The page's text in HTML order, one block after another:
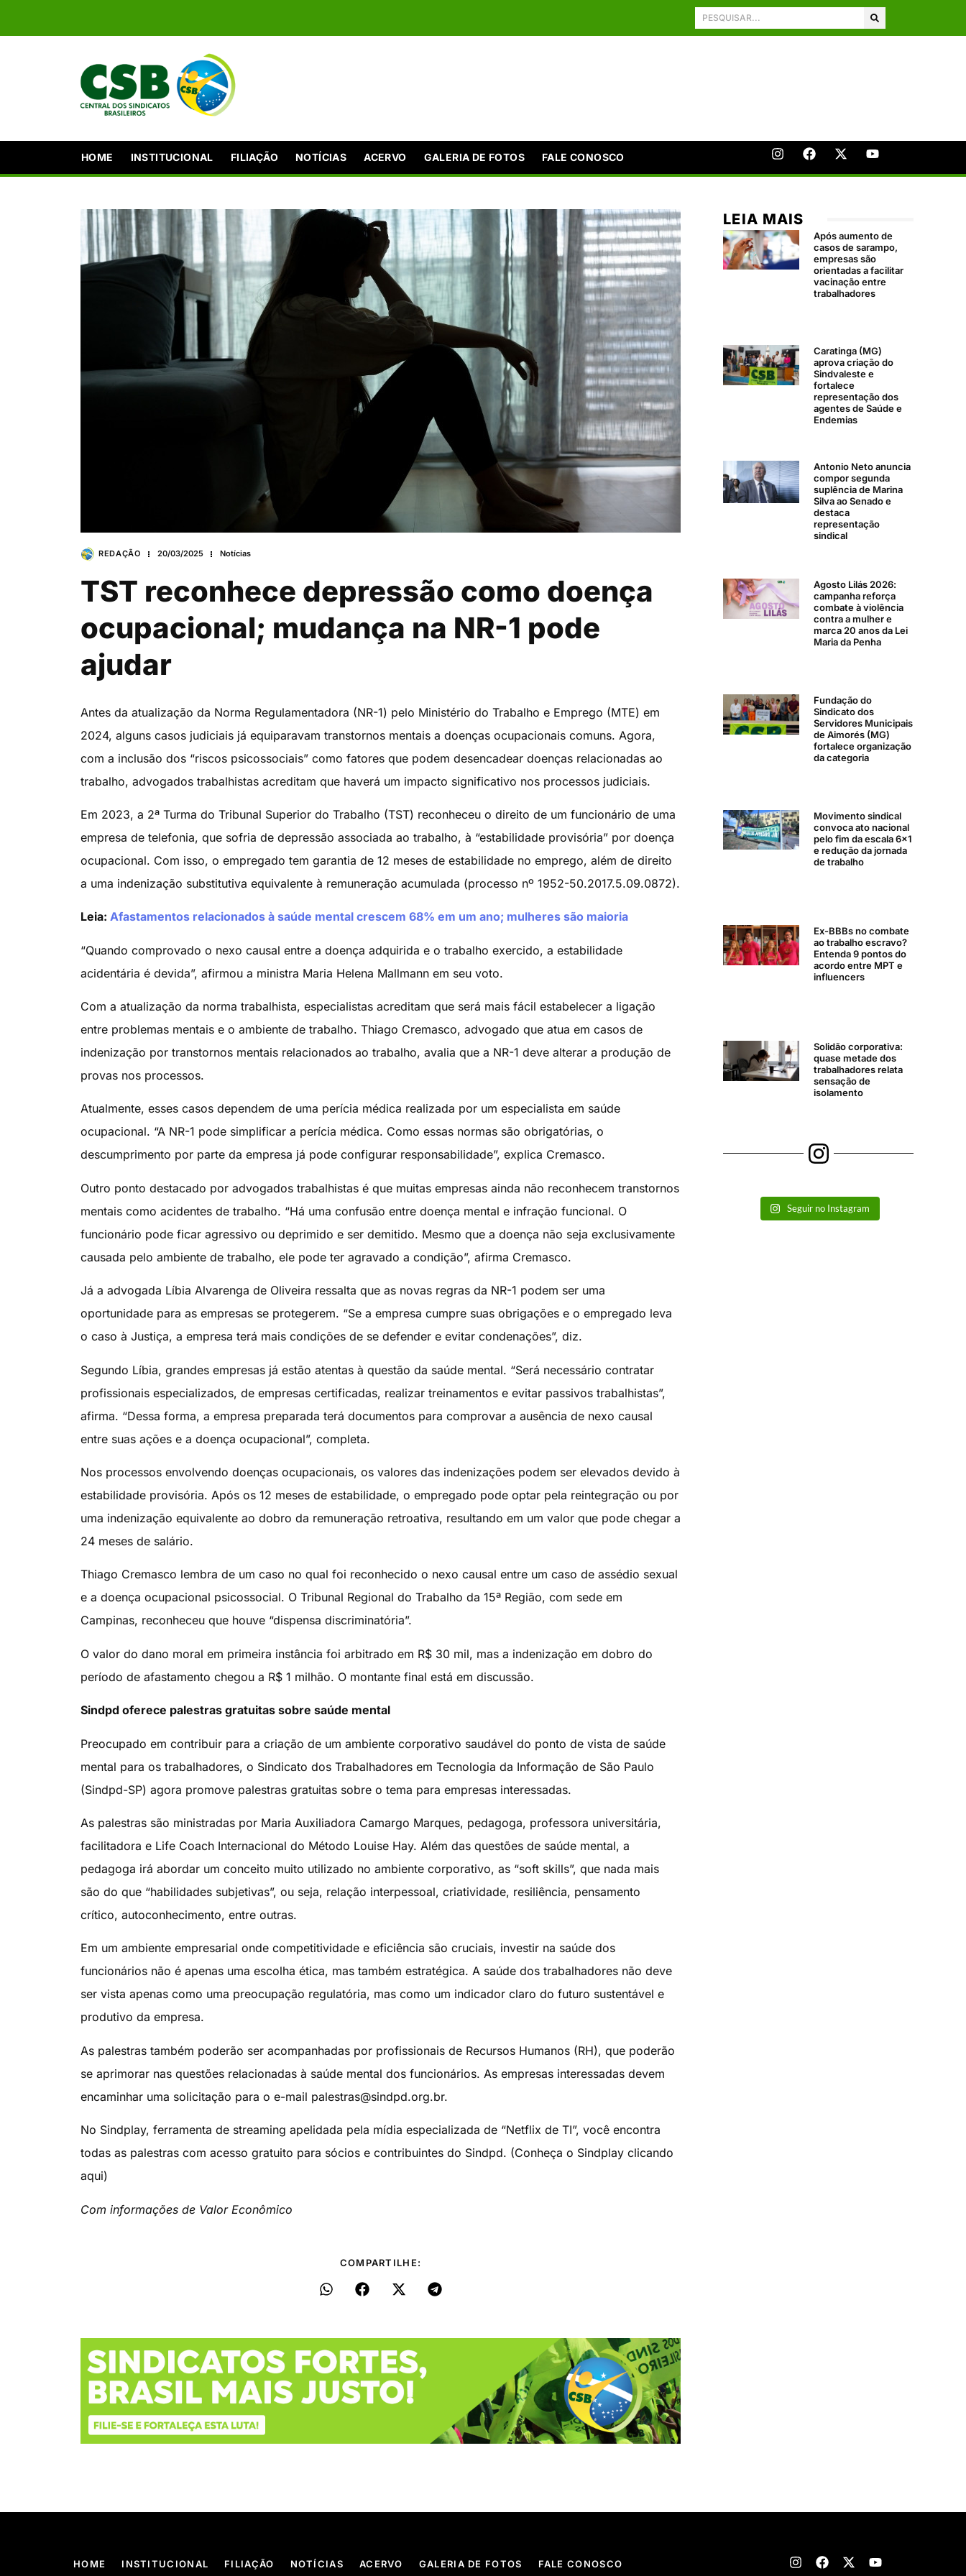
HOME INSTITUCIONAL FILIAÇÃO NOTÍCIAS ACERVO GALERIA DE FOTOS FALE CONOSCO
REDAÇÃO 20/03/2025 Notícias
TST reconhece depressão como doença
ocupacional; mudança na NR-1 pode
ajudar
Antes da atualização da Norma Regulamentadora (NR-1) pelo Ministério do Trabalho e Emprego (MTE) em
2024, alguns casos judiciais já equiparavam transtornos mentais a doenças ocupacionais comuns. Agora,
com a inclusão dos “riscos psicossociais” como fatores que podem desencadear doenças relacionadas ao
trabalho, advogados trabalhistas acreditam que haverá um impacto significativo nos processos judiciais.
Em 2023, a 2ª Turma do Tribunal Superior do Trabalho (TST) reconheceu o direito de um funcionário de uma
empresa de telefonia, que sofria de depressão associada ao trabalho, à “estabilidade provisória” por doença
ocupacional. Com isso, o empregado tem garantia de 12 meses de estabilidade no emprego, além de direito
a uma indenização substitutiva equivalente à remuneração acumulada (processo nº 1952-50.2017.5.09.0872).
Leia: Afastamentos relacionados à saúde mental crescem 68% em um ano; mulheres são maioria
“Quando comprovado o nexo causal entre a doença adquirida e o trabalho exercido, a estabilidade
acidentária é devida”, afirmou a ministra Maria Helena Mallmann em seu voto.
Com a atualização da norma trabalhista, especialistas acreditam que será mais fácil estabelecer a ligação
entre problemas mentais e o ambiente de trabalho. Thiago Cremasco, advogado que atua em casos de
indenização por transtornos mentais relacionados ao trabalho, avalia que a NR-1 deve alterar a produção de
provas nos processos.
Atualmente, esses casos dependem de uma perícia médica realizada por um especialista em saúde
ocupacional. “A NR-1 pode simplificar a perícia médica. Como essas normas são obrigatórias, o
descumprimento por parte da empresa já pode configurar responsabilidade”, explica Cremasco.
Outro ponto destacado por advogados trabalhistas é que muitas empresas ainda não reconhecem transtornos
mentais como acidentes de trabalho. “Há uma confusão entre doença mental e infração funcional. O
funcionário pode ficar agressivo ou deprimido e ser demitido. Mesmo que a doença não seja exclusivamente
causada pelo ambiente de trabalho, ele pode ter agravado a condição”, afirma Cremasco.
Já a advogada Líbia Alvarenga de Oliveira ressalta que as novas regras da NR-1 podem ser uma
oportunidade para as empresas se protegerem. “Se a empresa cumpre suas obrigações e o empregado leva
o caso à Justiça, a empresa terá mais condições de se defender e evitar condenações”, diz.
Segundo Líbia, grandes empresas já estão atentas à questão da saúde mental. “Será necessário contratar
profissionais especializados, de empresas certificadas, realizar treinamentos e evitar passivos trabalhistas”,
afirma. “Dessa forma, a empresa preparada terá documentos para comprovar a ausência de nexo causal
entre suas ações e a doença ocupacional”, completa.
Nos processos envolvendo doenças ocupacionais, os valores das indenizações podem ser elevados devido à
estabilidade provisória. Após os 12 meses de estabilidade, o empregado pode optar pela reintegração ou por
uma indenização equivalente ao dobro da remuneração retroativa, resultando em um valor que pode chegar a
24 meses de salário.
Thiago Cremasco lembra de um caso no qual foi reconhecido o nexo causal entre um caso de assédio sexual
e a doença ocupacional psicossocial. O Tribunal Regional do Trabalho da 15ª Região, com sede em
Campinas, reconheceu que houve “dispensa discriminatória”.
O valor do dano moral em primeira instância foi arbitrado em R$ 30 mil, mas a indenização em dobro do
período de afastamento chegou a R$ 1 milhão. O montante final está em discussão.
Sindpd oferece palestras gratuitas sobre saúde mental
Preocupado em contribuir para a criação de um ambiente corporativo saudável do ponto de vista de saúde
mental para os trabalhadores, o Sindicato dos Trabalhadores em Tecnologia da Informação de São Paulo
(Sindpd-SP) agora promove palestras gratuitas sobre o tema para empresas interessadas.
As palestras são ministradas por Maria Auxiliadora Camargo Marques, pedagoga, professora universitária,
facilitadora e Life Coach Internacional do Método Louise Hay. Além das questões de saúde mental, a
pedagoga irá abordar um conceito muito utilizado no ambiente corporativo, as “soft skills”, que nada mais
são do que “habilidades subjetivas”, ou seja, relação interpessoal, criatividade, resiliência, pensamento
crítico, autoconhecimento, entre outras.
Em um ambiente empresarial onde competitividade e eficiência são cruciais, investir na saúde dos
funcionários não é apenas uma escolha ética, mas também estratégica. A saúde dos trabalhadores não deve
ser vista apenas como uma preocupação regulatória, mas como um indicador claro do futuro sustentável e
produtivo da empresa.
As palestras também poderão ser acompanhadas por profissionais de Recursos Humanos (RH), que poderão
se aprimorar nas questões relacionadas à saúde mental dos funcionários. As empresas interessadas devem
encaminhar uma solicitação para o e-mail palestras@sindpd.org.br.
No Sindplay, ferramenta de streaming apelidada pela mídia especializada de “Netflix de TI”, você encontra
todas as palestras com acesso gratuito para sócios e contribuintes do Sindpd. (Conheça o Sindplay clicando
aqui)
Com informações de Valor Econômico
COMPARTILHE:
LEIA MAIS
Após aumento de
casos de sarampo,
empresas são
orientadas a facilitar
vacinação entre
trabalhadores
Caratinga (MG)
aprova criação do
Sindvaleste e
fortalece
representação dos
agentes de Saúde e
Endemias
Antonio Neto anuncia
compor segunda
suplência de Marina
Silva ao Senado e
destaca
representação
sindical
Agosto Lilás 2026:
campanha reforça
combate à violência
contra a mulher e
marca 20 anos da Lei
Maria da Penha
Fundação do
Sindicato dos
Servidores Municipais
de Aimorés (MG)
fortalece organização
da categoria
Movimento sindical
convoca ato nacional
pelo fim da escala 6×1
e redução da jornada
de trabalho
Ex-BBBs no combate
ao trabalho escravo?
Entenda 9 pontos do
acordo entre MPT e
influencers
Solidão corporativa:
quase metade dos
trabalhadores relata
sensação de
isolamento
Seguir no Instagram
HOME INSTITUCIONAL FILIAÇÃO NOTÍCIAS ACERVO GALERIA DE FOTOS FALE CONOSCO